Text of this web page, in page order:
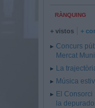
RÀNQUING
+ vistos +
Concurs
Mercat
La
Música
El
la